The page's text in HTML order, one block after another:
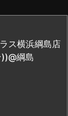
ス横浜綱島店
綱島